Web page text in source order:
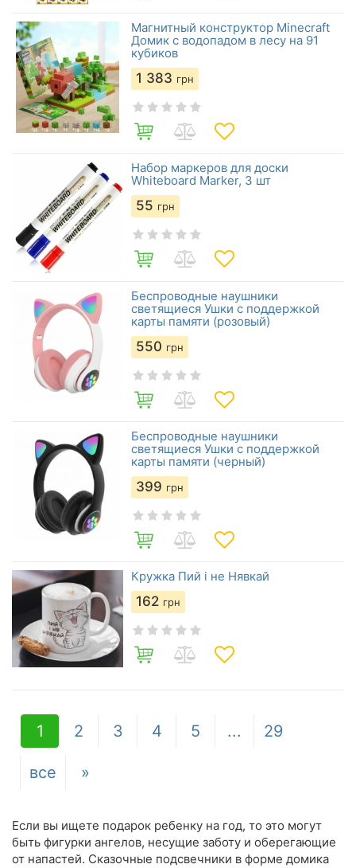
Магнитный конструктор Minecraft
Домик с водопадом в лесу на 91
кубиков
1 383 грн
Набор маркеров для доски
Whiteboard Marker, 3 шт
55 грн
Беспроводные наушники
светящиеся Ушки с поддержкой
карты памяти (розовый)
550 грн
Беспроводные наушники
светящиеся Ушки с поддержкой
карты памяти (черный)
399 грн
Кружка Пий і не Нявкай
162 грн
1 2 3 4 5 ... 29
все »
Если вы ищете подарок ребенку на год, то это могут
быть фигурки ангелов, несущие заботу и оберегающие
от напастей. Сказочные подсвечники в форме домика